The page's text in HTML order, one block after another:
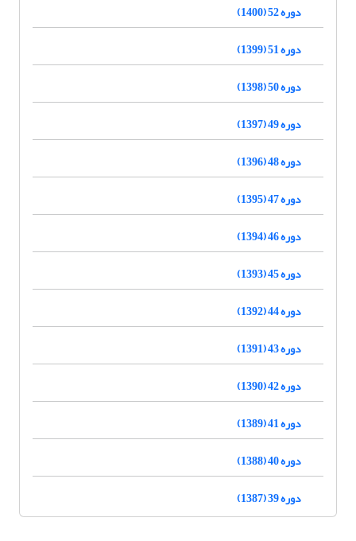
دوره 52 (1400)
دوره 51 (1399)
دوره 50 (1398)
دوره 49 (1397)
دوره 48 (1396)
دوره 47 (1395)
دوره 46 (1394)
دوره 45 (1393)
دوره 44 (1392)
دوره 43 (1391)
دوره 42 (1390)
دوره 41 (1389)
دوره 40 (1388)
دوره 39 (1387)